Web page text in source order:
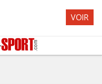
VOIR